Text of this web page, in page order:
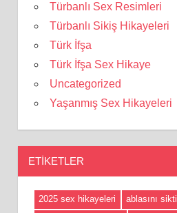
Türbanlı Sex Resimleri
Türbanlı Sikiş Hikayeleri
Türk İfşa
Türk İfşa Sex Hikaye
Uncategorized
Yaşanmış Sex Hikayeleri
ETIKETLER
2025 sex hikayeleri
ablasını sikti